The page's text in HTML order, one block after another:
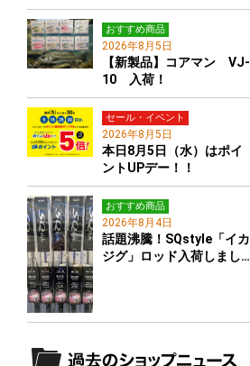
おすすめ商品
2026年8月5日
【新製品】コアマン VJ-
10 入荷！
セール・イベント
2026年8月5日
本日8月5日（水）はポイ
ントUPデー！！
おすすめ商品
2026年8月4日
話題沸騰！SQstyle「イカ
ジグ」ロッド入荷しまし…